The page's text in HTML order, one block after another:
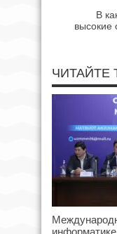
В
высокие
ЧИТАЙТЕ